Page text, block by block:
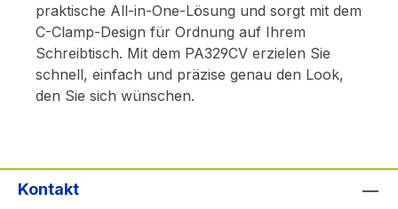
praktische All-in-One-Lösung und sorgt mit dem
C-Clamp-Design für Ordnung auf Ihrem
Schreibtisch. Mit dem PA329CV erzielen Sie
schnell, einfach und präzise genau den Look,
den Sie sich wünschen.
Kontakt